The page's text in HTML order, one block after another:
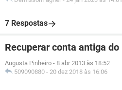
7 Respostas
Recuperar conta antiga do
Augusta Pinheiro - 8 abr 2013 às 18:52
509090880 - 20 dez 2018 às 16:06